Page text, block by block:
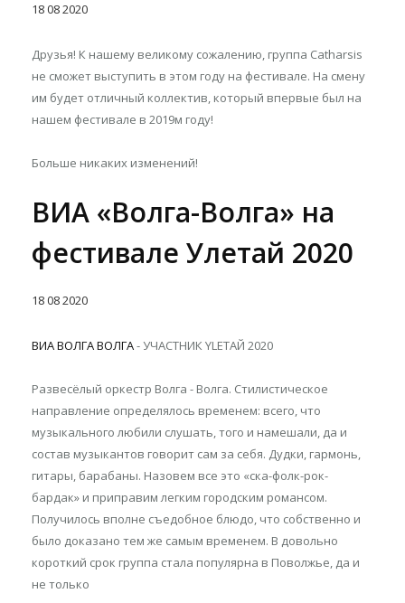
18082020
Друзья! К нашему великому сожалению, группа Catharsis
не сможет выступить в этом году на фестивале. На смену
им будет отличный коллектив, который впервые был на
нашем фестивале в 2019м году!
Больше никаких изменений!
ВИА «Волга-Волга» на
фестивале Улетай 2020
18082020
ВИА ВОЛГА ВОЛГА- УЧАСТНИК YLETAЙ 2020
Развесёлый оркестр Волга - Волга. Стилистическое
направление определялось временем: всего, что
музыкального любили слушать, того и намешали, да и
состав музыкантов говорит сам за себя. Дудки, гармонь,
гитары, барабаны. Назовем все это «ска-фолк-рок-
бардак» и приправим легким городским романсом.
Получилось вполне съедобное блюдо, что собственно и
было доказано тем же самым временем. В довольно
короткий срок группа стала популярна в Поволжье, да и
не только